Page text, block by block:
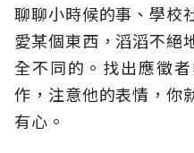
聊聊小時候的事、學校
愛某個東西，滔滔不絕
全不同的。找出應徵
作，注意他的表情，你
有心。